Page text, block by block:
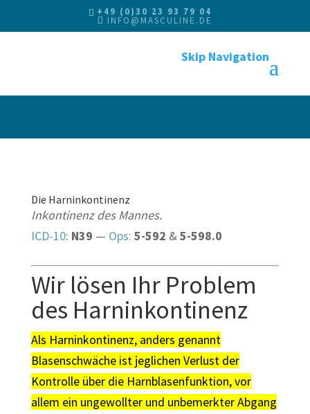
+49 (0)30 23 93 79 04
INFO@MASCULINE.DE
Skip Navigation
Die Harninkontinenz
Inkontinenz des Mannes.
ICD-10: N39 — Ops: 5-592 &5-598.0
Wir lösen Ihr Problem
des Harninkontinenz
Als Harninkontinenz, anders genannt
Blasenschwäche ist jeglichen Verlust der
Kontrolle über die Harnblasenfunktion, vor
allem ein ungewollter und unbemerkter Abgang